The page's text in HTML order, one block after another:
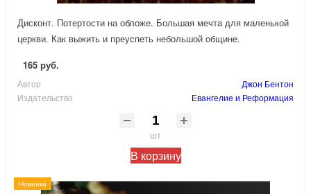
Дисконт. Потертости на обложе. Большая мечта для маленькой
церкви. Как выжить и преуспеть небольшой общине.
165 руб.
Автор
Джон Бентон
Издательство
Евангелие и Реформация
шт
В корзину
Новинка